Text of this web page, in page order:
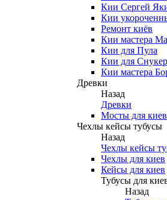
Кии Сергей
Кии
Ремонт киёв
Кии мастера
Кии для Пула
Кии для
Кии мастера
Древки
Назад
Древки
Мосты для киев
Чехлы кейсы тубусы
Назад
Чехлы кейсы
Чехлы для киев
Кейсы для киев
Тубусы для
Назад